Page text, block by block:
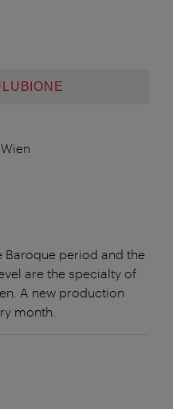
period and the
are the specialty of
A new production
month.